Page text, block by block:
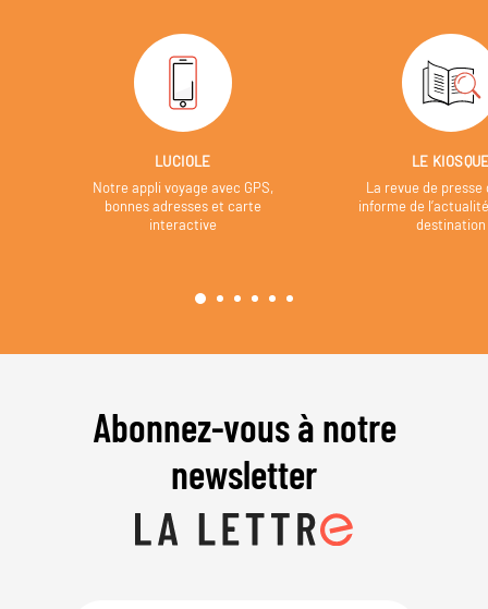
LUCIOLE
Notre appli voyage avec GPS,
bonnes adresses et carte
interactive
LE
La revue de presse
informe de
destination
Abonnez-vous à notre
newsletter